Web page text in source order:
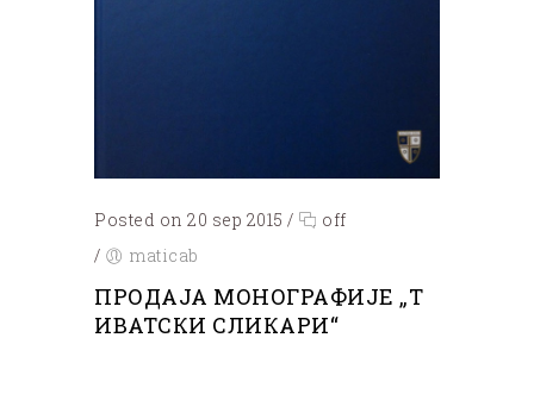
Posted on 20 sep 2015 /
off
/
maticab
ПРОДАЈА МОНОГРАФИЈЕ „Т
ИВАТСКИ СЛИКАРИ“